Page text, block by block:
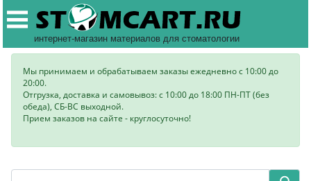
интернет-магазин материалов для стоматологии
Мы принимаем и обрабатываем заказы ежедневно с 10:00 до
20:00.
Отгрузка, доставка и самовывоз: с 10:00 до 18:00 ПН-ПТ (без
обеда), СБ-ВС выходной.
Прием заказов на сайте - круглосуточно!